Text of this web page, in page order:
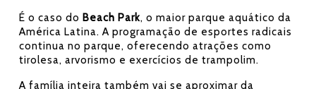
É o caso do Beach Park, o maior parque aquático da
América Latina. A programação de esportes radicais
continua no parque, oferecendo atrações como
tirolesa, arvorismo e exercícios de trampolim.
A família inteira também vai se aproximar da